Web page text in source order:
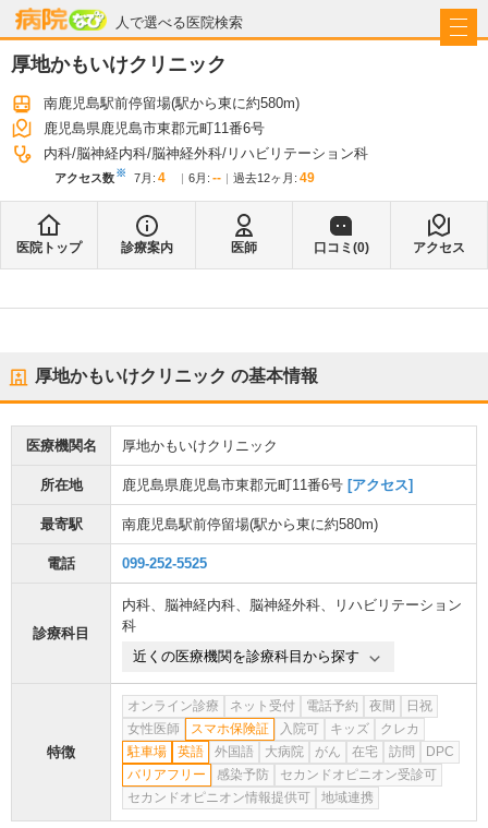
人で選べる医院検索
病院なび
厚地かもいけクリニック
南鹿児島駅前停留場(駅から東に約580m)
鹿児島県鹿児島市東郡元町11番6号
内科 脳神経内科 脳神経外科 リハビリテーション科
アクセス数※ 7月 : 4 6月 : -- 過去12ヶ月: 49
医院トップ 診療案内 医師 口コミ(0) アクセス
厚地かもいけクリニック の基本情報
医療機関名 厚地かもいけクリニック
所在地 鹿児島県鹿児島市東郡元町11番6号 [アクセス]
最寄駅 南鹿児島駅前停留場(駅から東に約580m)
電話 099-252-5525
診療科目
内科、 脳神経内科、 脳神経外科、
リハビリテーション
科
近くの医療機関を診療科目から探す
特徴
オンライン診療 ネット受付 電話予約 夜間
日祝
女性医師
スマホ保険証 入院可 キッズ
クレカ
駐車場
英語 外国語 大病院 がん 在宅 訪問
DPC
バリアフリー
感染予防
セカンドオピニオン受診可
セカンドオピニオン情報提供可
地域連携